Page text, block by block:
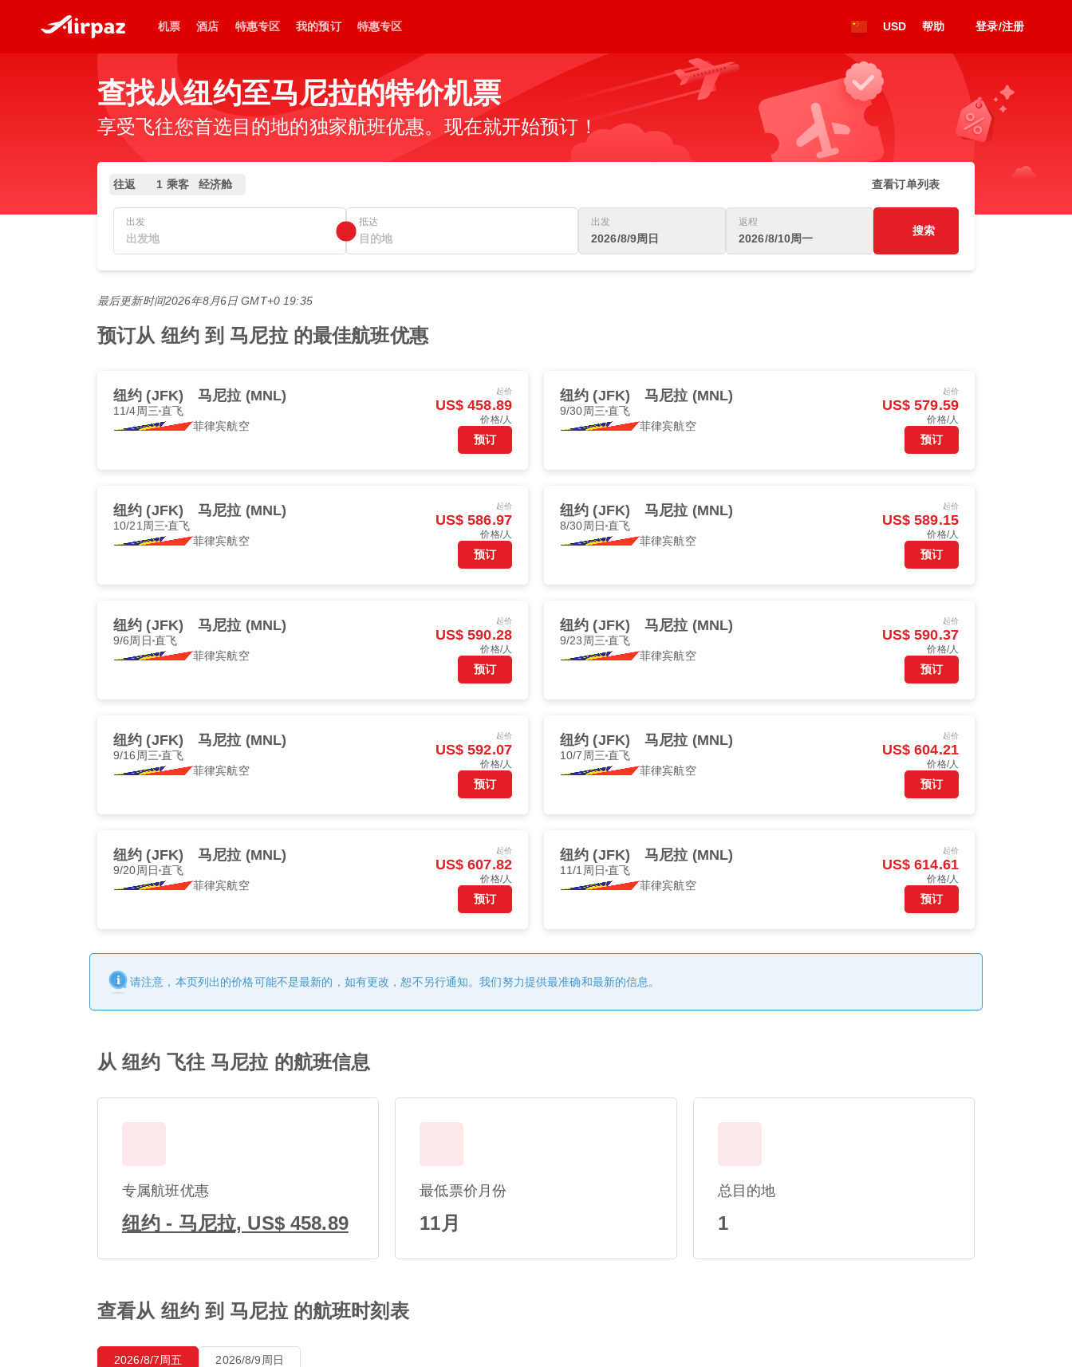
机票 酒店 特惠专区 我的预订 特惠专区 USD 帮助 登录/注册
查找从纽约至马尼拉的特价机票
享受飞往您首选目的地的独家航班优惠。现在就开始预订！
往返 1 乘客 经济舱 查看订单列表
出发 抵达 出发
2026/8/9周日
返程
2026/8/10周一
搜索
最后更新时间2026年8月6日 GMT+0 19:35
预订从 纽约 到 马尼拉 的最佳航班优惠
纽约 (JFK) 马尼拉 (MNL)
11/4周三 直飞
菲律宾航空
起价
US$ 458.89
价格/人
预订
纽约 (JFK) 马尼拉 (MNL)
9/30周三 直飞
菲律宾航空
起价
US$ 579.59
价格/人
预订
纽约 (JFK) 马尼拉 (MNL)
10/21周三 直飞
菲律宾航空
起价
US$ 586.97
价格/人
预订
纽约 (JFK) 马尼拉 (MNL)
8/30周日 直飞
菲律宾航空
起价
US$ 589.15
价格/人
预订
纽约 (JFK) 马尼拉 (MNL)
9/6周日 直飞
菲律宾航空
起价
US$ 590.28
价格/人
预订
纽约 (JFK) 马尼拉 (MNL)
9/23周三 直飞
菲律宾航空
起价
US$ 590.37
价格/人
预订
纽约 (JFK) 马尼拉 (MNL)
9/16周三 直飞
菲律宾航空
起价
US$ 592.07
价格/人
预订
纽约 (JFK) 马尼拉 (MNL)
10/7周三 直飞
菲律宾航空
起价
US$ 604.21
价格/人
预订
纽约 (JFK) 马尼拉 (MNL)
9/20周日 直飞
菲律宾航空
起价
US$ 607.82
价格/人
预订
纽约 (JFK) 马尼拉 (MNL)
11/1周日 直飞
菲律宾航空
起价
US$ 614.61
价格/人
预订
请注意，本页列出的价格可能不是最新的，如有更改，恕不另行通知。我们努力提供最准确和最新的信息。
从 纽约 飞往 马尼拉 的航班信息
专属航班优惠
纽约 - 马尼拉, US$ 458.89
最低票价月份
11月
总目的地
1
查看从 纽约 到 马尼拉 的航班时刻表
2026/8/7周五 2026/8/9周日